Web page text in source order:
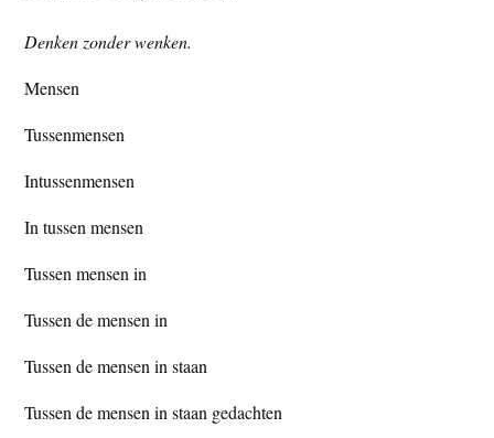
e
Denken zonder wenken.
Mensen
Tussenmensen
Intussenmensen
In tussen mensen
Tussen mensen in
Tussen de mensen in
Tussen de mensen in staan
Tussen de mensen in staan gedachten